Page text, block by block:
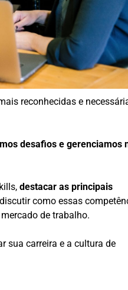
reconhecidas e
desafios e gerenciamos
destacar as principais
como essas
de trabalho.
sua carreira e a cultura de